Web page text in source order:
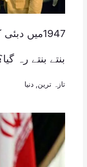
1947میں
بنتے بنتے رہ
تازہ ترین دنیا